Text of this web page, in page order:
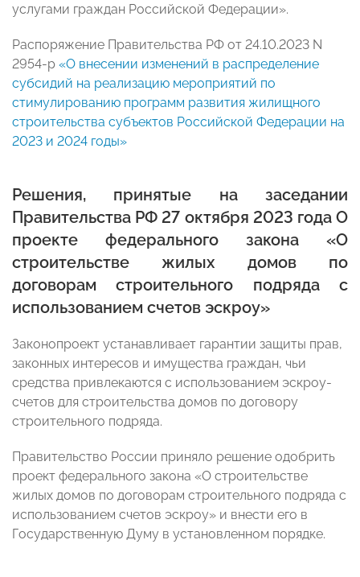
услугами граждан Российской Федерации».
Распоряжение Правительства РФ от 24.10.2023 N
2954-р «О внесении изменений в распределение
субсидий на реализацию мероприятий по
стимулированию программ развития жилищного
строительства субъектов Российской Федерации на
2023 и 2024 годы»
Решения, принятые на заседании
Правительства РФ 27 октября 2023 года О
проекте федерального закона «О
строительстве жилых домов по
договорам строительного подряда с
использованием счетов эскроу»
Законопроект устанавливает гарантии защиты прав,
законных интересов и имущества граждан, чьи
средства привлекаются с использованием эскроу-
счетов для строительства домов по договору
строительного подряда.
Правительство России приняло решение одобрить
проект федерального закона «О строительстве
жилых домов по договорам строительного подряда с
использованием счетов эскроу» и внести его в
Государственную Думу в установленном порядке.